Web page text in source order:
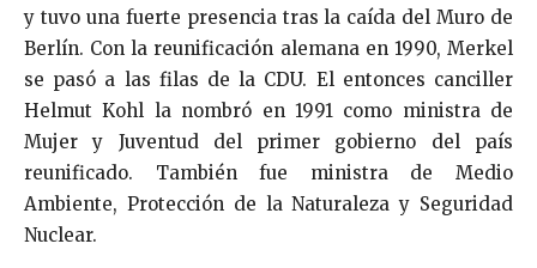
y tuvo una fuerte presencia tras la caída del Muro de
Berlín. Con la reunificación alemana en 1990, Merkel
se pasó a las filas de la CDU. El entonces canciller
Helmut Kohl la nombró en 1991 como ministra de
Mujer y Juventud del primer gobierno del país
reunificado. También fue ministra de Medio
Ambiente, Protección de la Naturaleza y Seguridad
Nuclear.